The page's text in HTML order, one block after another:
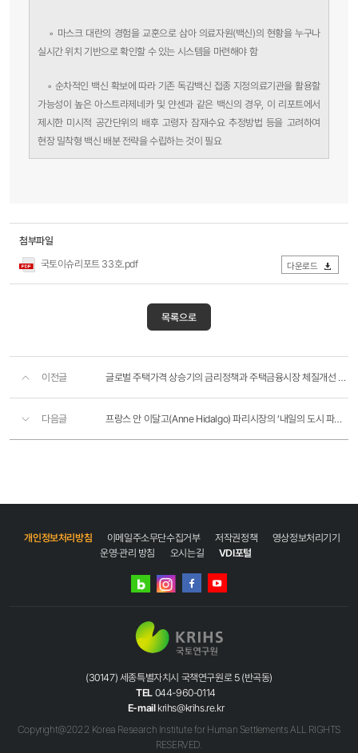
◦ 마스크 대란의 경험을 교훈으로 삼아 의료자원(백신)의 현황을 누구나
실시간 위치 기반으로 확인할 수 있는 시스템을 마련해야 함
◦ 순차적인 백신 확보에 따라 기존 독감백신 접종 지정의료기관을 활용할
가능성이 높은 아스트라제네카 및 얀센과 같은 백신의 경우, 이 리포트에서
제시한 미시적 공간단위의 배후 고령자 잠재수요 추정방법 등을 고려하여
현장 밀착형 백신 배분 전략을 수립하는 것이 필요
첨부파일
국토이슈리포트 33호.pdf
다운로드
목록으로
이전글 글로벌 주택가격 상승기의 금리정책과 주택금융시장 체질개선 방향
다음글 프랑스 안 이달고(Anne Hidalgo) 파리시장의 ‘내일의 도시 파리’ 정책공약
개인정보처리방침 이메일주소무단수집거부 저작권정책
영상정보처리기기
운영·관리 방침
오시는길 VDI포털
네이버
인스타그램
(30147) 세종특별자치시 국책연구원로 5 (반곡동)
TEL 044-960-0114
E-mail krihs@krihs.re.kr
Copyright@2022 Korea Research Institute for Human Settlements ALL RIGHTS
RESERVED.